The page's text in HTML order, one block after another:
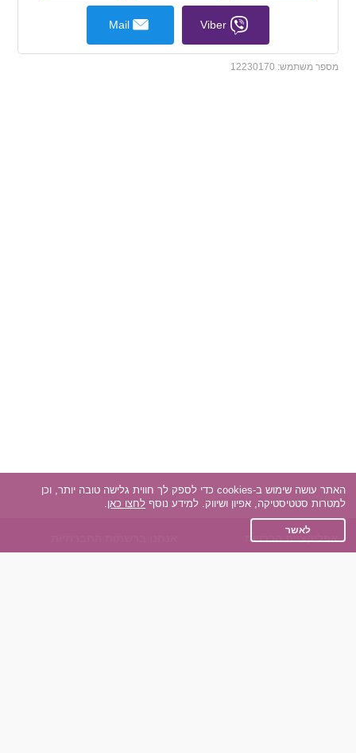
Viber
Mail
מספר משתמש: 12230170
אפליקציית הכרויות
האתר עושה שימוש ב-cookies כדי לספק לך חווית גלישה טובה יותר, וכן
למטרות סטטיסטיקה, אפיון ושיווק. למידע נוסף לחצו כאן.
לאשר